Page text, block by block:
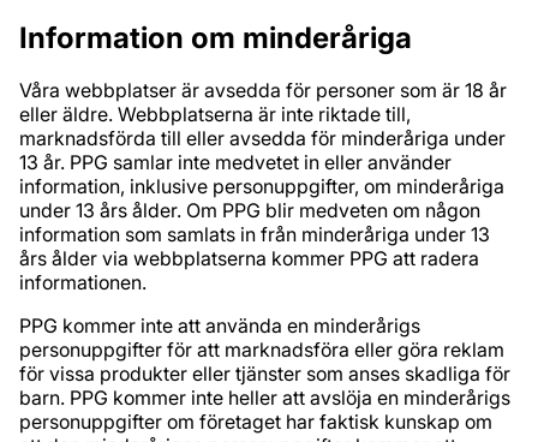
Information om minderåriga
Våra webbplatser är avsedda för personer som är 18 år
eller äldre. Webbplatserna är inte riktade till,
marknadsförda till eller avsedda för minderåriga under
13 år. PPG samlar inte medvetet in eller använder
information, inklusive personuppgifter, om minderåriga
under 13 års ålder. Om PPG blir medveten om någon
information som samlats in från minderåriga under 13
års ålder via webbplatserna kommer PPG att radera
informationen.
PPG kommer inte att använda en minderårigs
personuppgifter för att marknadsföra eller göra reklam
för vissa produkter eller tjänster som anses skadliga för
barn. PPG kommer inte heller att avslöja en minderårigs
personuppgifter om företaget har faktisk kunskap om